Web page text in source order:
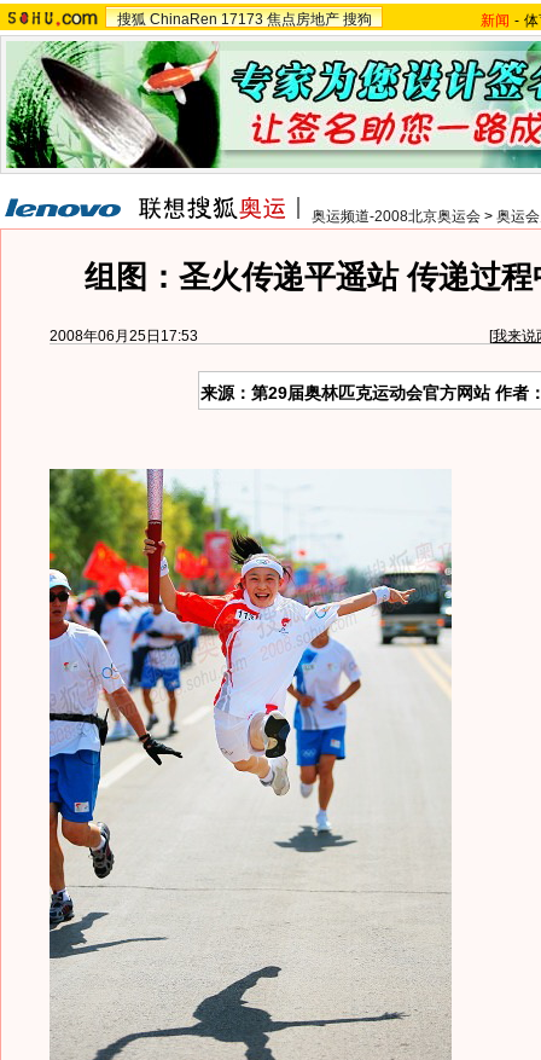
搜狐 ChinaRen 17173 焦点房地产 搜狗 新闻 -
奥运频道-2008北京奥运会 > 奥运
组图：圣火传递平遥站 传递过程
2008年06月25日17:53 [我来说
来源：第29届奥林匹克运动会官方网站 作者